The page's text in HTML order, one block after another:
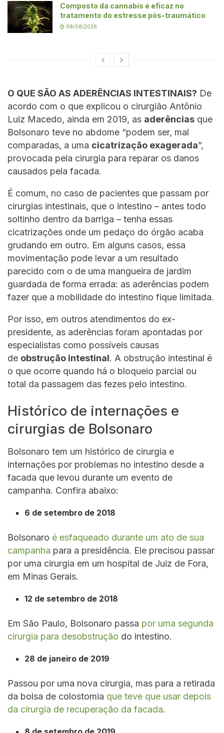
Composto da cannabis é eficaz no
tratamento do estresse pós-traumático
08/08/2026
O QUE SÃO AS ADERÊNCIAS INTESTINAIS? De
acordo com o que explicou o cirurgião Antônio
Luiz Macedo, ainda em 2019, as aderências que
Bolsonaro teve no abdome “podem ser, mal
comparadas, a uma cicatrização exagerada”,
provocada pela cirurgia para reparar os danos
causados pela facada.
É comum, no caso de pacientes que passam por
cirurgias intestinais, que o intestino – antes todo
soltinho dentro da barriga – tenha essas
cicatrizações onde um pedaço do órgão acaba
grudando em outro. Em alguns casos, essa
movimentação pode levar a um resultado
parecido com o de uma mangueira de jardim
guardada de forma errada: as aderências podem
fazer que a mobilidade do intestino fique limitada.
Por isso, em outros atendimentos do ex-
presidente, as aderências foram apontadas por
especialistas como possíveis causas
de obstrução intestinal. A obstrução intestinal é
o que ocorre quando há o bloqueio parcial ou
total da passagem das fezes pelo intestino.
Histórico de internações e
cirurgias de Bolsonaro
Bolsonaro tem um histórico de cirurgia e
internações por problemas no intestino desde a
facada que levou durante um evento de
campanha. Confira abaixo:
6 de setembro de 2018
Bolsonaro é esfaqueado durante um ato de sua
campanha para a presidência. Ele precisou passar
por uma cirurgia em um hospital de Juiz de Fora,
em Minas Gerais.
12 de setembro de 2018
Em São Paulo, Bolsonaro passa por uma segunda
cirurgia para desobstrução do intestino.
28 de janeiro de 2019
Passou por uma nova cirurgia, mas para a retirada
da bolsa de colostomia que teve que usar depois
da cirurgia de recuperação da facada.